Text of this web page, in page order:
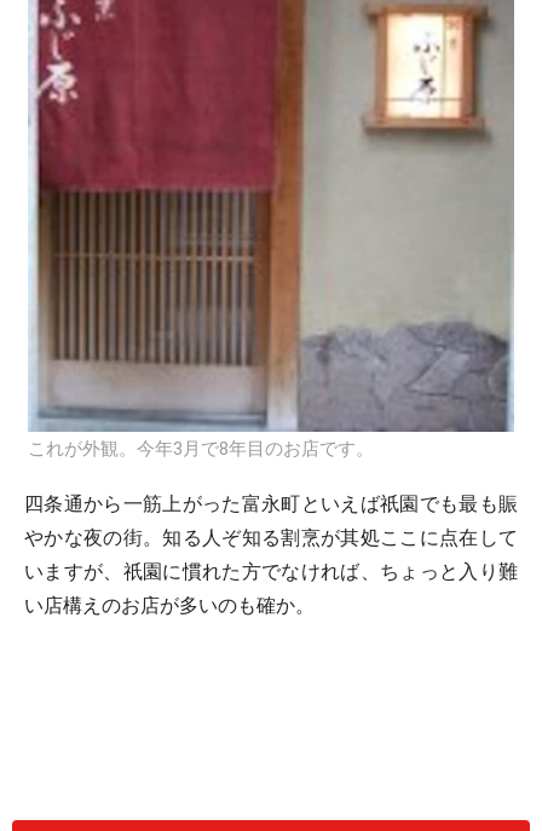
これが外観。今年3月で8年目のお店です。
四条通から一筋上がった富永町といえば祇園でも最も賑
やかな夜の街。知る人ぞ知る割烹が其処ここに点在して
いますが、祇園に慣れた方でなければ、ちょっと入り難
い店構えのお店が多いのも確か。